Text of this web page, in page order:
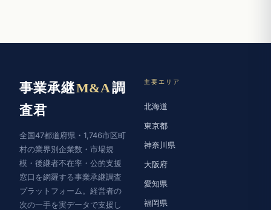
事業承継M&A調
査君
全国47都道府県・1,746市区町
村の業界別企業数・市場規
模・後継者不在率・公的支援
窓口を網羅する事業承継調査
プラットフォーム。経営者の
次の一手を実データで支援し
主要エリア
北海道
東京都
神奈川県
大阪府
愛知県
福岡県